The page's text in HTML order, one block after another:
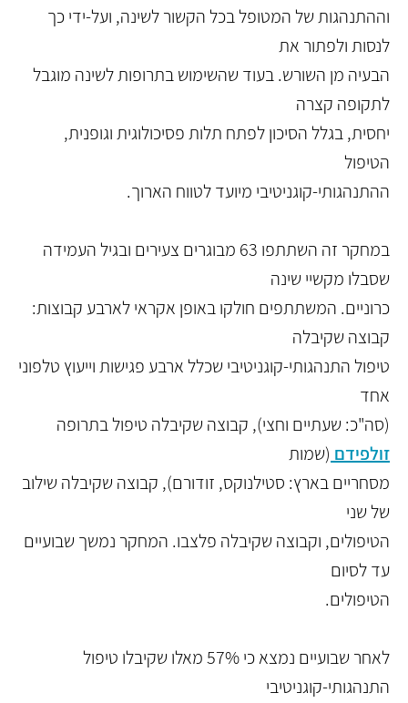
וההתנהגות של המטופל בכל הקשור לשינה, ועל-ידי כך
לנסות ולפתור את
הבעיה מן השורש. בעוד שהשימוש בתרופות לשינה מוגבל
לתקופה קצרה
יחסית, בגלל הסיכון לפתח תלות פסיכולוגית וגופנית,
הטיפול
ההתנהגותי-קוגניטיבי מיועד לטווח הארוך.
במחקר זה השתתפו 63 מבוגרים צעירים ובגיל העמידה
שסבלו מקשיי שינה
כרוניים. המשתתפים חולקו באופן אקראי לארבע קבוצות:
קבוצה שקיבלה
טיפול התנהגותי-קוגניטיבי שכלל ארבע פגישות וייעוץ טלפוני
אחד
(סה"כ: שעתיים וחצי), קבוצה שקיבלה טיפול בתרופה
זולפידם (שמות
מסחריים בארץ: סטילנוקס, זודורם), קבוצה שקיבלה שילוב
של שני
הטיפולים, וקבוצה שקיבלה פלצבו. המחקר נמשך שבועיים
עד לסיום
הטיפולים.
לאחר שבועיים נמצא כי 57% מאלו שקיבלו טיפול
התנהגותי-קוגניטיבי